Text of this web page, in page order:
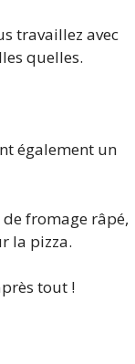
travaillez avec
quelles.
également un
fromage râpé,
la pizza.
tout !